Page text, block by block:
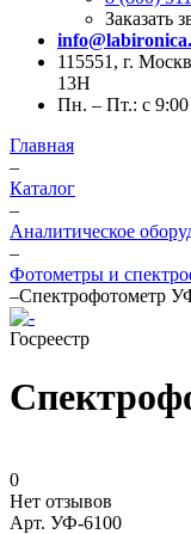
Заказать
115551, г.
13Н
Пн. – Пт.: с 9:00
Главная
–
Каталог
–
Аналитическое
–
Фотометры и
–Спектрофотометр
Госреестр
0
Нет отзывов
Арт. УФ-6100